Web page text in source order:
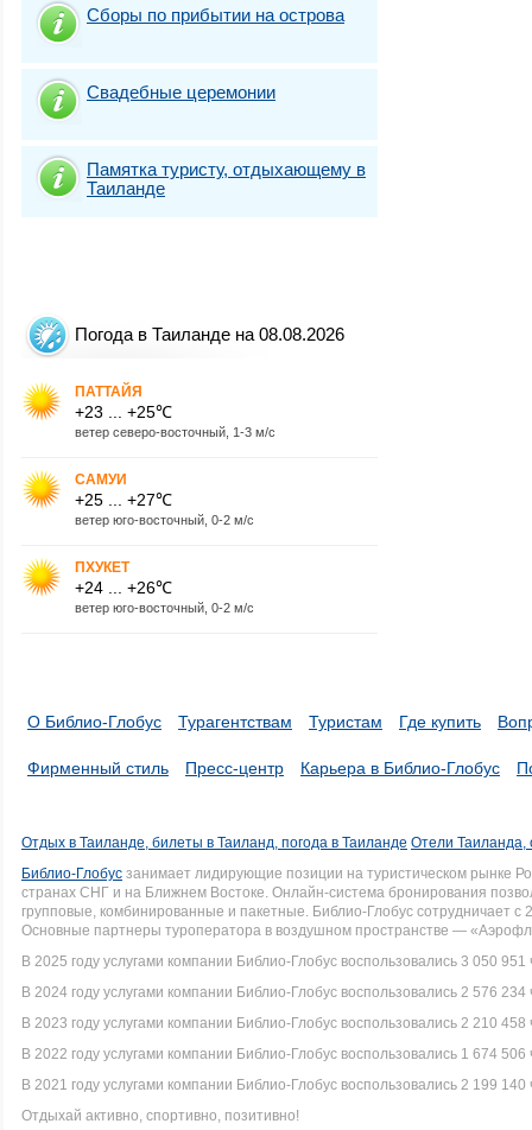
Сборы по прибытии на острова
Свадебные церемонии
Памятка туристу, отдыхающему в
Таиланде
Погода в Таиланде на 08.08.2026
ПАТТАЙЯ
+23 ... +25℃
ветер северо-восточный, 1-3 м/с
САМУИ
+25 ... +27℃
ветер юго-восточный, 0-2 м/с
ПХУКЕТ
+24 ... +26℃
ветер юго-восточный, 0-2 м/с
О Библио-Глобус Турагентствам Туристам Где купить
Фирменный стиль Пресс-центр Карьера в Библио-Глобус
Отдых в Таиланде, билеты в Таиланд, погода в Таиланде Отели Таиланда,
Библио-Глобус занимает лидирующие позиции на туристическом рынке
странах СНГ и на Ближнем Востоке. Онлайн-система бронирования
групповые, комбинированные и пакетные. Библио-Глобус сотрудничает
Основные партнеры туроператора в воздушном пространстве —
В 2025 году услугами компании Библио-Глобус воспользовались 3 050 951
В 2024 году услугами компании Библио-Глобус воспользовались 2 576 234
В 2023 году услугами компании Библио-Глобус воспользовались 2 210 458
В 2022 году услугами компании Библио-Глобус воспользовались 1 674 506
В 2021 году услугами компании Библио-Глобус воспользовались 2 199 140
Отдыхай активно, спортивно, позитивно!